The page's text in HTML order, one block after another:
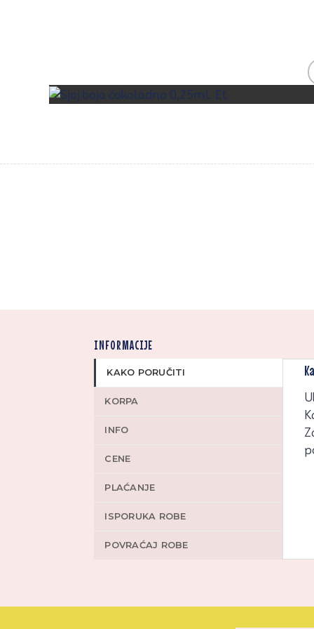
INFORMACIJE
KAKO PORUČITI
KORPA
INFO
CENE
PLAĆANJE
ISPORUKA ROBE
POVRAĆAJ ROBE